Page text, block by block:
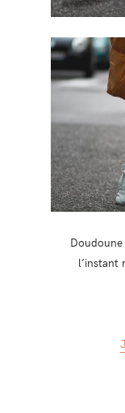
Doudoune
l’instant